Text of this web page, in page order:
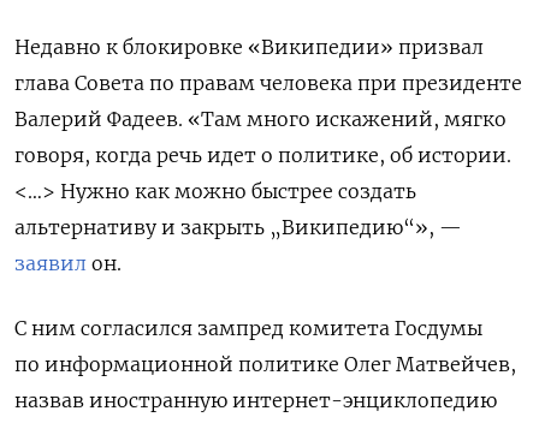
Недавно к блокировке «Википедии» призвал
глава Совета по правам человека при президенте
Валерий Фадеев. «Там много искажений, мягко
говоря, когда речь идет о политике, об истории.
<…> Нужно как можно быстрее создать
альтернативу и закрыть „Википедию“», —
заявил он.
С ним согласился зампред комитета Госдумы
по информационной политике Олег Матвейчев,
назвав иностранную интернет-энциклопедию